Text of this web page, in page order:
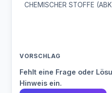
CHEMISCHER STOFFE
VORSCHLAG
Fehlt eine Frage oder
Hinweis ein.